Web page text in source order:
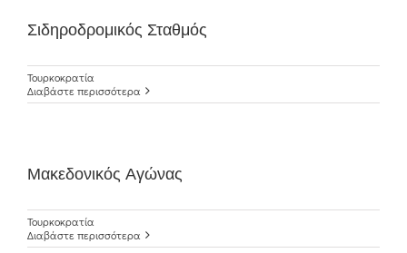
Σιδηροδρομικός Σταθμός
Τουρκοκρατία
Διαβάστε περισσότερα
Μακεδονικός Αγώνας
Τουρκοκρατία
Διαβάστε περισσότερα